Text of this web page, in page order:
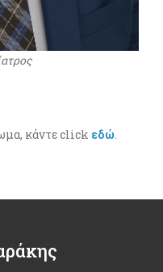
κάντε click εδώ.